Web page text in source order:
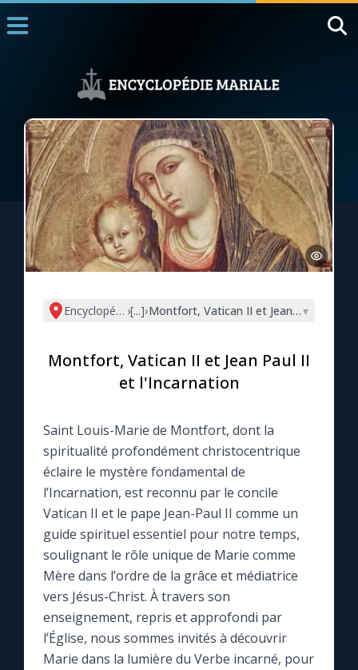
1000 Raisons de Croire
L'actualité de la semaine
La chaîne Youtube
La newsletter
La vidéo de la semaine
Le magazine
Le site internet
Questions-réponses
Prier au quotidien
Avec Thérèse de Lisieux
Encyclopédie mariale
›[...]›Montfort, Vatican II et Jean Paul II et
▾
Montfort, Vatican II et Jean Paul II
et l'Incarnation
Saint Louis-Marie de Montfort, dont la
spiritualité profondément christocentrique
éclaire le mystère fondamental de
l’Incarnation, est reconnu par le concile
Vatican II et le pape Jean-Paul II comme un
guide spirituel essentiel pour notre temps,
soulignant le rôle unique de Marie comme
Mère dans l’ordre de la grâce et médiatrice
vers Jésus-Christ. À travers son
enseignement, repris et approfondi par
l’Église, nous sommes invités à découvrir
Marie dans la lumière du Verbe incarné, pour